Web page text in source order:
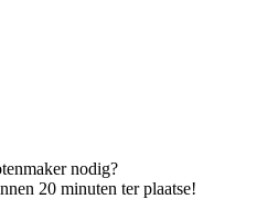
nodig?
20 minuten ter plaatse!